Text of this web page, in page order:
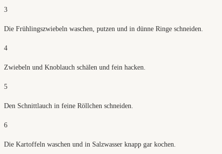
3
Die Frühlingszwiebeln waschen, putzen und in dünne Ringe schneiden.
4
Zwiebeln und Knoblauch schälen und fein hacken.
5
Den Schnittlauch in feine Röllchen schneiden.
6
Die Kartoffeln waschen und in Salzwasser knapp gar kochen.